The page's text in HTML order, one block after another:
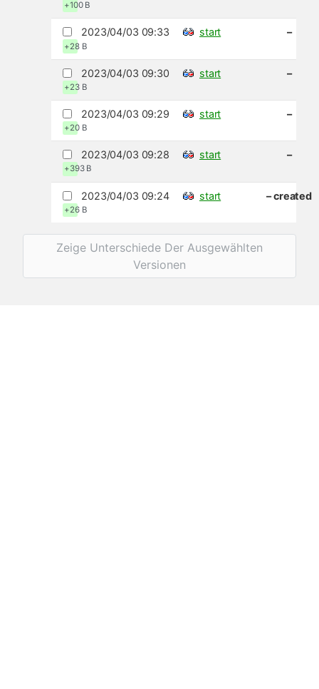
+100 B
2023/04/03 09:33 start –
+28 B
2023/04/03 09:30 start –
+23 B
2023/04/03 09:29 start –
+20 B
2023/04/03 09:28 start –
+393 B
2023/04/03 09:24 start – created
+26 B
Zeige Unterschiede Der Ausgewählten
Versionen